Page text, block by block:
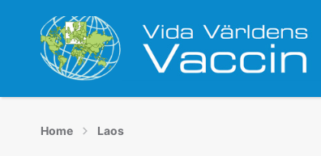
Din vaccinationsmottagning i Helsingborg
Home Laos